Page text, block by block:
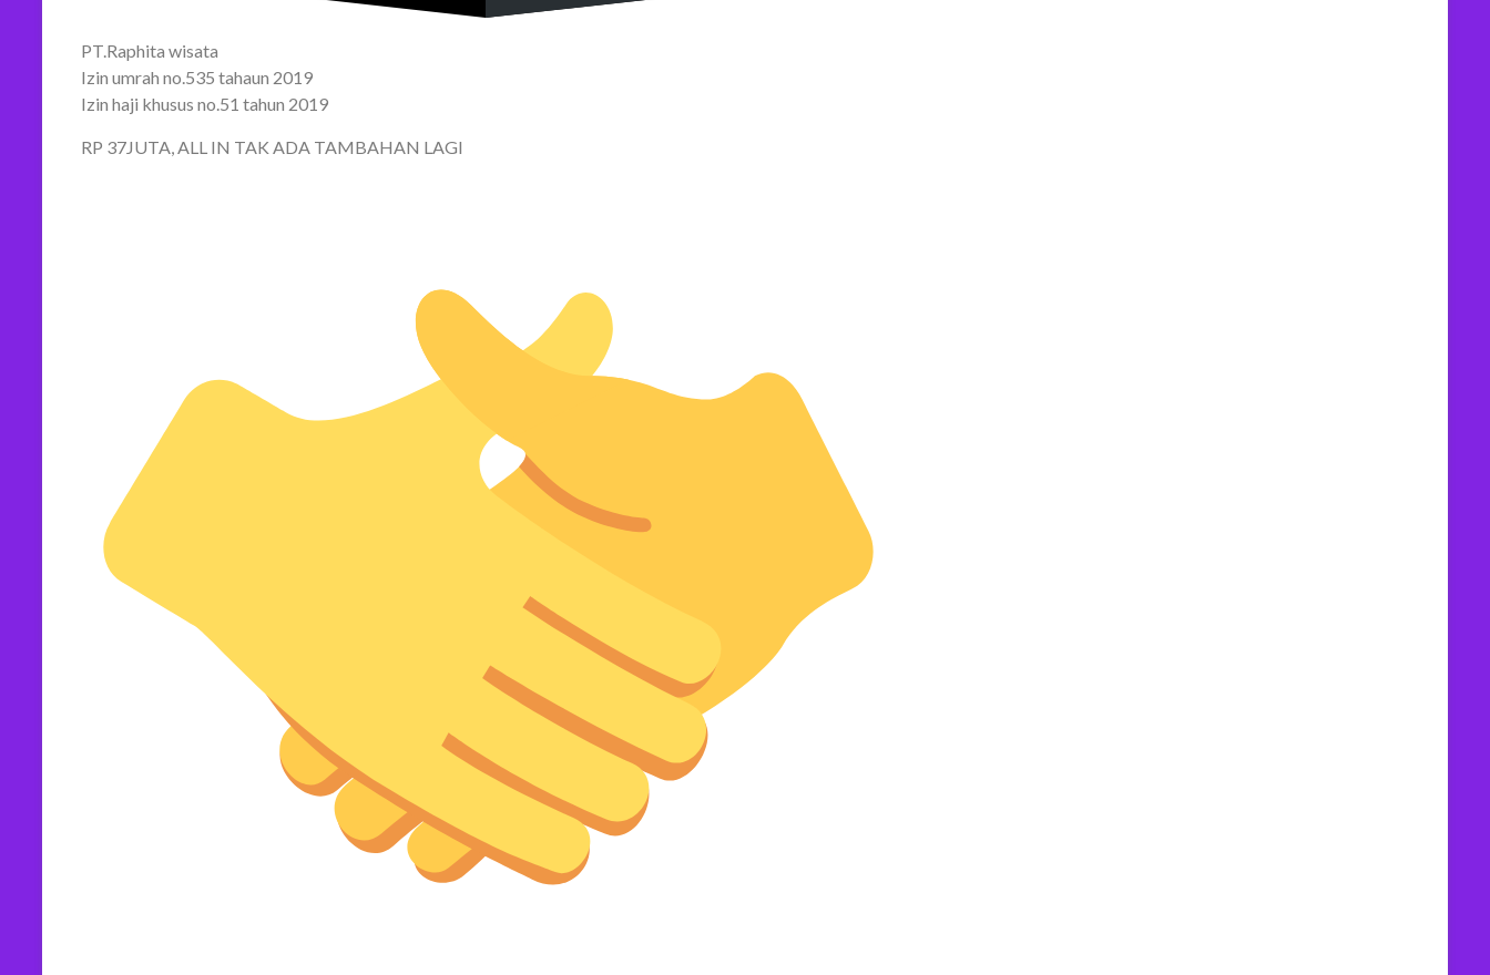
PT.Raphita wisata
Izin umrah no.535 tahaun 2019
Izin haji khusus no.51 tahun 2019
RP 37JUTA, ALL IN TAK ADA TAMBAHAN LAGI